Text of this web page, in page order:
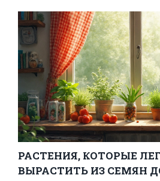
РАСТЕНИЯ, КОТОРЫЕ
ВЫРАСТИТЬ ИЗ СЕМЯН